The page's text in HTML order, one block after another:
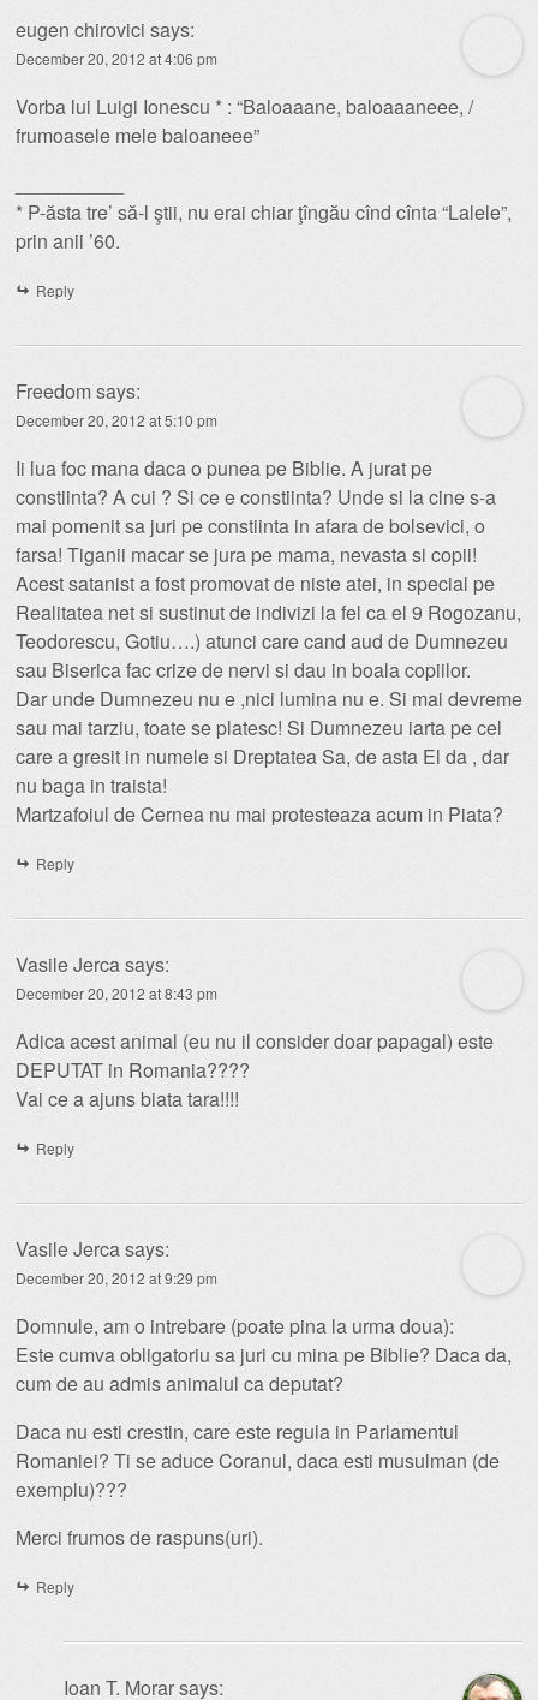
eugen chirovici says:
December 20, 2012 at 4:06 pm
Vorba lui Luigi Ionescu * : “Baloaaane, baloaaaneee, /
frumoasele mele baloaneee”
* P-ăsta tre’ să-l ştii, nu erai chiar ţîngău cînd cînta “Lalele”,
prin anii ’60.
Reply
Freedomsays:
December 20, 2012 at 5:10 pm
Ii lua foc mana daca o punea pe Biblie. A jurat pe
constiinta? A cui ? Si ce e constiinta? Unde si la cine s-a
mai pomenit sa juri pe constiinta in afara de bolsevici, o
farsa! Tiganii macar se jura pe mama, nevasta si copii!
Acest satanist a fost promovat de niste atei, in special pe
Realitatea net si sustinut de indivizi la fel ca el 9 Rogozanu,
Teodorescu, Gotiu….) atunci care cand aud de Dumnezeu
sau Biserica fac crize de nervi si dau in boala copiilor.
Dar unde Dumnezeu nu e ,nici lumina nu e. Si mai devreme
sau mai tarziu, toate se platesc! Si Dumnezeu iarta pe cel
care a gresit in numele si Dreptatea Sa, de asta El da , dar
nu baga in traista!
Martzafoiul de Cernea nu mai protesteaza acum in Piata?
Reply
Vasile Jercasays:
December 20, 2012 at 8:43 pm
Adica acest animal (eu nu il consider doar papagal) este
DEPUTAT in Romania????
Vai ce a ajuns biata tara!!!!
Reply
Vasile Jercasays:
December 20, 2012 at 9:29 pm
Domnule, am o intrebare (poate pina la urma doua):
Este cumva obligatoriu sa juri cu mina pe Biblie? Daca da,
cum de au admis animalul ca deputat?
Daca nu esti crestin, care este regula in Parlamentul
Romaniei? Ti se aduce Coranul, daca esti musulman (de
exemplu)???
Merci frumos de raspuns(uri).
Reply
Ioan T. Morarsays: